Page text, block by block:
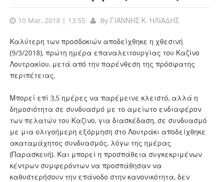
10 Mar, 2018 | 13:55 By ΓΙΑΝΝΗΣ Κ. ΗΛΙΑΔΗΣ
Καλύτερη των προσδοκιών αποδείχθηκε η χθεσινή
(9/3/2018), πρώτη ημέρα επαναλειτουργίας του Καζίνο
Λουτρακίου, μετά από την παρένθεση της πρόσφατης
περιπέτειας.
Μπορεί επί 3,5 ημέρες να παρέμεινε κλειστό, αλλά η
δημοσιότητα σε συνδυασμό με το αμείωτο ενδιαφέρον
των πελατών του Καζίνο, για διασκέδαση, σε συνδυασμό
με μια ολιγοήμερη εξόρμηση στο Λουτράκι αποδείχθηκε
ακαταμάχητος συνδυασμός, λόγω της ημέρας
(Παρασκευή). Και μπορεί η προσπάθεια συγκεκριμένων
κέντρων συμφερόντων να προσπάθησαν να
καθυστερήσουν την επάνοδο στην κανονικότητα, δεν